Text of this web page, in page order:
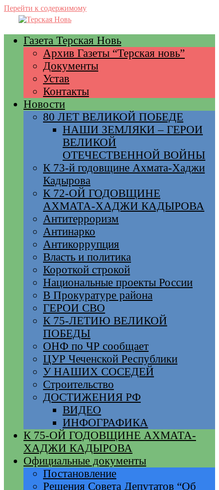
Перейти к содержимому
Газета Терская Новь
Архив Газеты “Терская новь”
Документы
Устав
Контакты
Новости
80 ЛЕТ ВЕЛИКОЙ ПОБЕДЕ
НАШИ ЗЕМЛЯКИ – ГЕРОИ
ВЕЛИКОЙ
ОТЕЧЕСТВЕННОЙ ВОЙНЫ
К 73-й годовщине Ахмата-Хаджи
Кадырова
К 72-ОЙ ГОДОВЩИНЕ
АХМАТА-ХАДЖИ КАДЫРОВА
Антитерроризм
Антинарко
Антикоррупция
Власть и политика
Короткой строкой
Национальные проекты России
В Прокуратуре района
ГЕРОИ СВО
К 75-ЛЕТИЮ ВЕЛИКОЙ
ПОБЕДЫ
ОНФ по ЧР сообщает
ЦУР Чеченской Республики
У НАШИХ СОСЕДЕЙ
Строительство
ДОСТИЖЕНИЯ РФ
ВИДЕО
ИНФОГРАФИКА
К 75-ОЙ ГОДОВЩИНЕ АХМАТА-
ХАДЖИ КАДЫРОВА
Официальные документы
Постановление
Решения Совета Депутатов “Об